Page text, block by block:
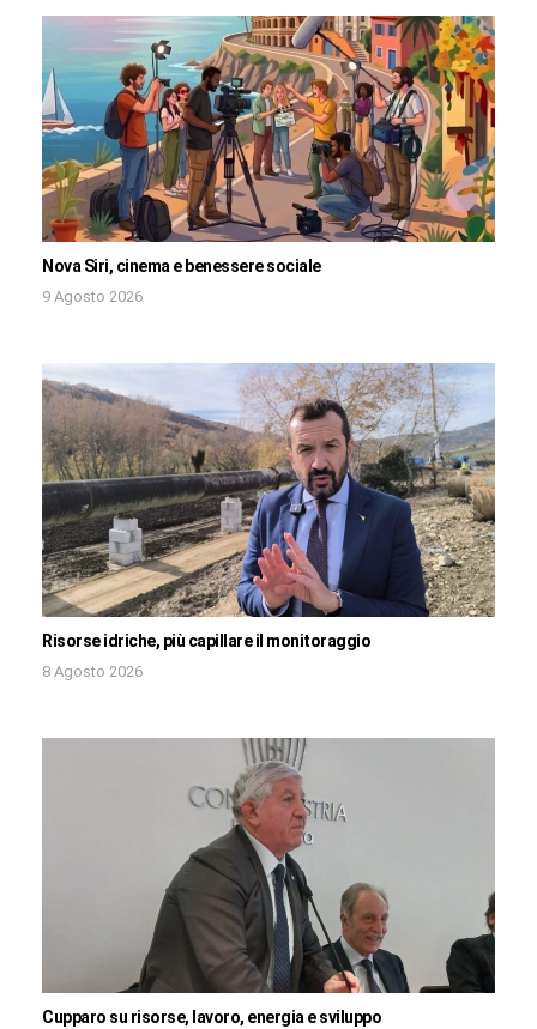
Nova Siri, cinema e benessere sociale
9 Agosto 2026
Risorse idriche, più capillare il monitoraggio
8 Agosto 2026
Cupparo su risorse, lavoro, energia e sviluppo